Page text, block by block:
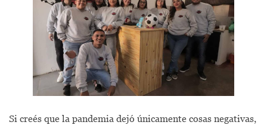
Si creés que la pandemia dejó únicamente cosas negativas,